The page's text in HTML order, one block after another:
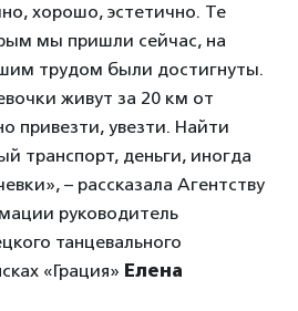
хорошо, эстетично. Те
мы пришли сейчас, на
трудом были достигнуты.
живут за 20 км от
привезти, увезти. Найти
транспорт, деньги, иногда
– рассказала Агентству
руководитель
танцевального
«Грация» Елена